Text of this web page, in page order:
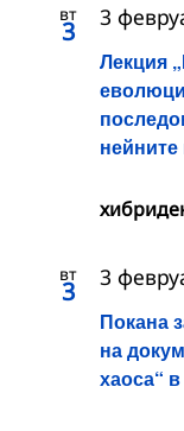
вт
3
Лекция
3
вт
3
Покана
на
хаоса“
3